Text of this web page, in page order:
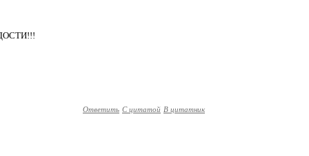
Ответить С цитатой В цитатник